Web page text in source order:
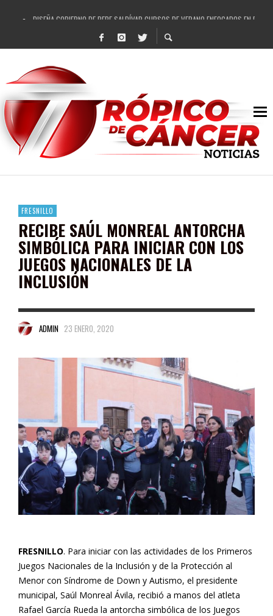
DISEÑA GOBIERNO DE PEPE SALDÍVAR CURSOS DE VERANO ENFOCADOS EN
REFRENDAN LOS 28 DELEGADOS Y 14 COMISARIADOS DE GUADALUPE APOYO A
FORTALECE GOBIERNO DE PEPE SALDÍVAR LA EDUCACIÓN EN LA ZACATECANA
GOBIERNO DE PEPE SALDÍVAR Y GRUPO FEMSA GENERAN MÁS DE 3 MIL EMPLEOS
CUARTA FERIA EXPO AGROPECUARIA TRAJO BENEFICIO DIRECTO A GUADALUPE:
RECONOCE PEPE SALDÍVAR A ARTISTA ZACATECANA VICTORIA HERNÁNDEZ
EGRESA GOBIERNO DE PEPE SALDÍVAR A 500 NUEVAS EMPRESARIAS
SON MUJERES GUADALUPENSES PRINCIPALES BENEFICIADAS DEL PROGRAMA
FRESNILLO
RECIBE SAÚL MONREAL ANTORCHA
SIMBÓLICA PARA INICIAR CON LOS
JUEGOS NACIONALES DE LA
INCLUSIÓN
ADMIN 23 ENERO, 2020
FRESNILLO. Para iniciar con las actividades de los Primeros
Juegos Nacionales de la Inclusión y de la Protección al
Menor con Síndrome de Down y Autismo, el presidente
municipal, Saúl Monreal Ávila, recibió a manos del atleta
Rafael García Rueda la antorcha simbólica de los Juegos